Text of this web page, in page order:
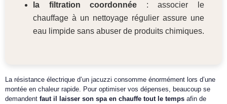
la filtration coordonnée : associer le
chauffage à un nettoyage régulier assure une
eau limpide sans abuser de produits chimiques.
La résistance électrique d’un jacuzzi consomme énormément lors d’une
montée en chaleur rapide. Pour optimiser vos dépenses, beaucoup se
demandent faut il laisser son spa en chauffe tout le temps afin de